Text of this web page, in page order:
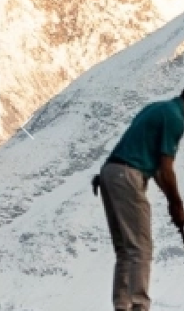
Previous